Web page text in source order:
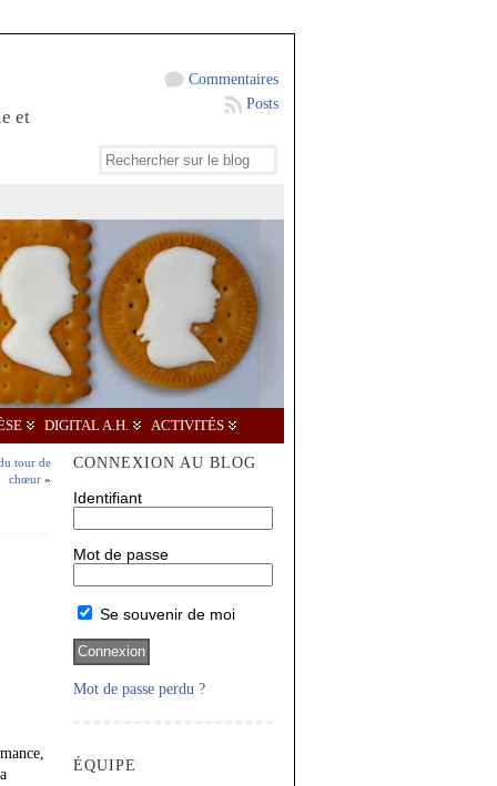
et
Commentaires
Posts
DIGITAL A.H. ACTIVITÉS
tour de
chœur »
CONNEXION AU BLOG
Identifiant
Mot de passe
Se souvenir de moi
Mot de passe perdu ?
ÉQUIPE